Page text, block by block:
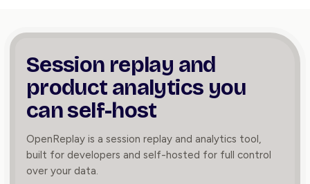
Session replay and
product analytics you
can self-host
OpenReplay is a session replay and analytics tool,
built for developers and self-hosted for full control
over your data.